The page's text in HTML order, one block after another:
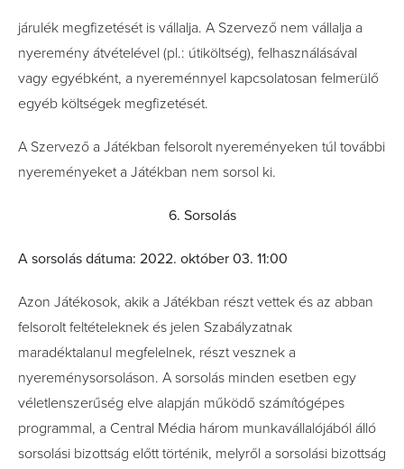
járulék megfizetését is vállalja. A Szervező nem vállalja a
nyeremény átvételével (pl.: útiköltség), felhasználásával
vagy egyébként, a nyereménnyel kapcsolatosan felmerülő
egyéb költségek megfizetését.
A Szervező a Játékban felsorolt nyereményeken túl további
nyereményeket a Játékban nem sorsol ki.
6. Sorsolás
A sorsolás dátuma: 2022. október 03. 11:00
Azon Játékosok, akik a Játékban részt vettek és az abban
felsorolt feltételeknek és jelen Szabályzatnak
maradéktalanul megfelelnek, részt vesznek a
nyereménysorsoláson. A sorsolás minden esetben egy
véletlenszerűség elve alapján működő számítógépes
programmal, a Central Média három munkavállalójából álló
sorsolási bizottság előtt történik, melyről a sorsolási bizottság